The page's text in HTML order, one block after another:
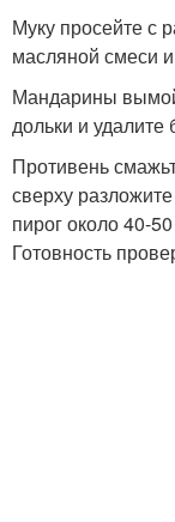
Муку просейте с
масляной смеси
Мандарины
дольки и удалите
Противень
сверху
пирог около 40-
Готовность